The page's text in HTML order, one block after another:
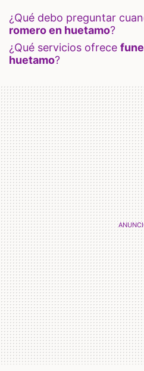
¿qué debo preguntar
romero en huetamo?
¿qué servicios ofrece
huetamo?